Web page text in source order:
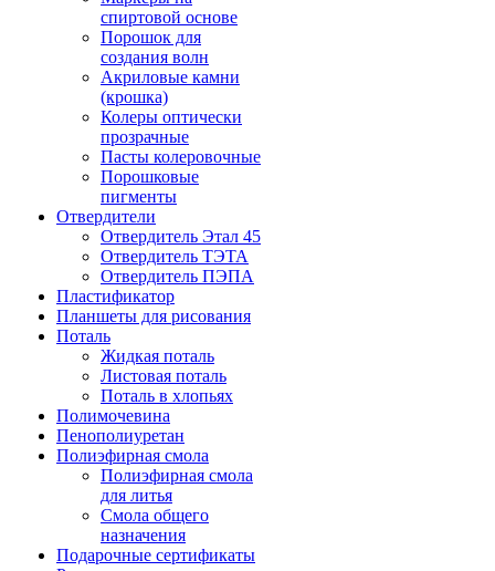
спиртовой основе
Порошок для
создания волн
Акриловые камни
(крошка)
Колеры оптически
прозрачные
Пасты колеровочные
Порошковые
пигменты
Отвердители
Отвердитель Этал 45
Отвердитель ТЭТА
Отвердитель ПЭПА
Пластификатор
Планшеты для рисования
Поталь
Жидкая поталь
Листовая поталь
Поталь в хлопьях
Полимочевина
Пенополиуретан
Полиэфирная смола
Полиэфирная смола
для литья
Смола общего
назначения
Подарочные сертификаты